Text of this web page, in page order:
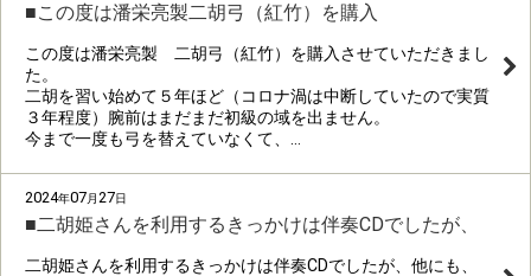
■この度は潘栄亮製二胡弓（紅竹）を購入
この度は潘栄亮製 二胡弓（紅竹）を購入させていただきまし
た。
二胡を習い始めて５年ほど（コロナ渦は中断していたので実質
３年程度）腕前はまだまだ初級の域を出ません。
今まで一度も弓を替えていなくて、…
2024年07月27日
■二胡姫さんを利用するきっかけは伴奏CDでしたが、
二胡姫さんを利用するきっかけは伴奏CDでしたが、他にも、